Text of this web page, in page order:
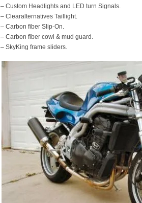
– Custom Headlights and LED turn Signals.
– Clearalternatives Taillight.
– Carbon fiber Slip-On.
– Carbon fiber cowl & mud guard.
– SkyKing frame sliders.